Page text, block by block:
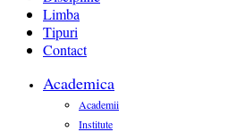
Limba
Tipuri
Contact
Academica
Academii
Institute